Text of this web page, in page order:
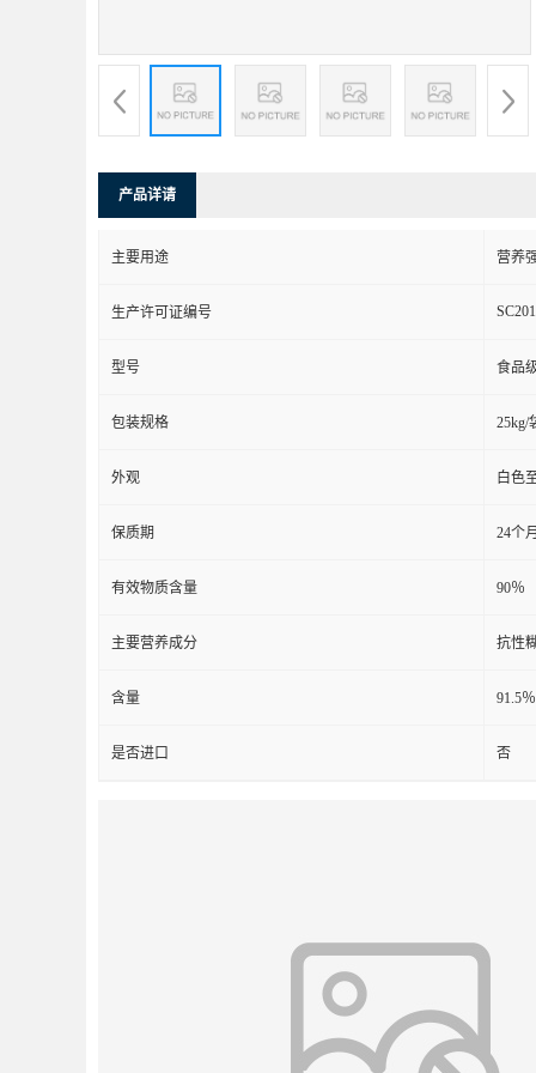
产品详请
主要用途 营养
生产许可证编号
型号 食品
包装规格 25kg/
外观 白色
保质期 24个
有效物质含量 90％
主要营养成分 抗性
含量 91.5％
是否进口 否